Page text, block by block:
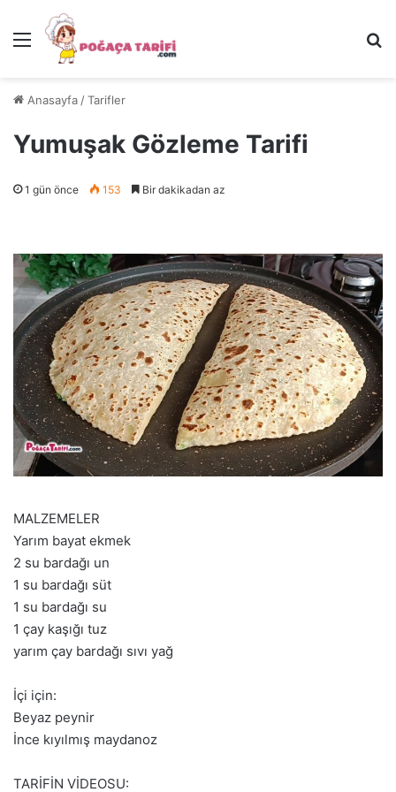
Menü
Anasayfa /Tarifler
Yumuşak Gözleme Tarifi
1 gün önce 153 Bir dakikadan az
MALZEMELER
Yarım bayat ekmek
2 su bardağı un
1 su bardağı süt
1 su bardağı su
1 çay kaşığı tuz
yarım çay bardağı sıvı yağ
İçi için:
Beyaz peynir
İnce kıyılmış maydanoz
TARİFİN VİDEOSU: